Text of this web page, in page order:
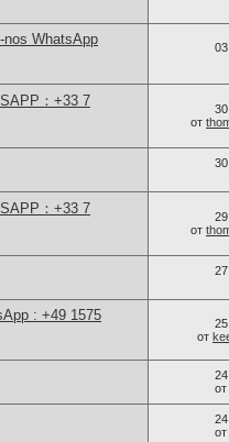
nos WhatsApp
：+33 7
от
：+33 7
от
: +49 1575
от
от
от